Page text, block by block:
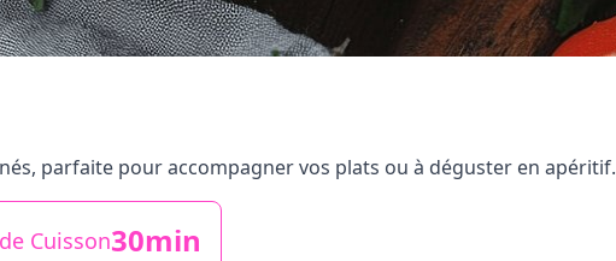
parfaite pour accompagner vos plats ou à déguster en apéritif.
Cuisson30min